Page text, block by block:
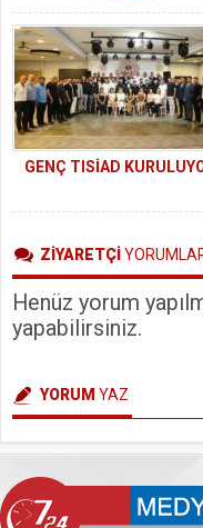
GENÇ TISİAD
ZİYARETÇİ
Henüz yorum
yapabilirsiniz.
YORUM YAZ